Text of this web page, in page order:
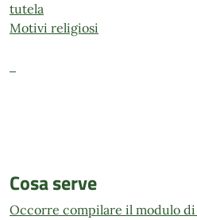
tutela
Motivi religiosi
Cosa serve
Occorre compilare il modulo